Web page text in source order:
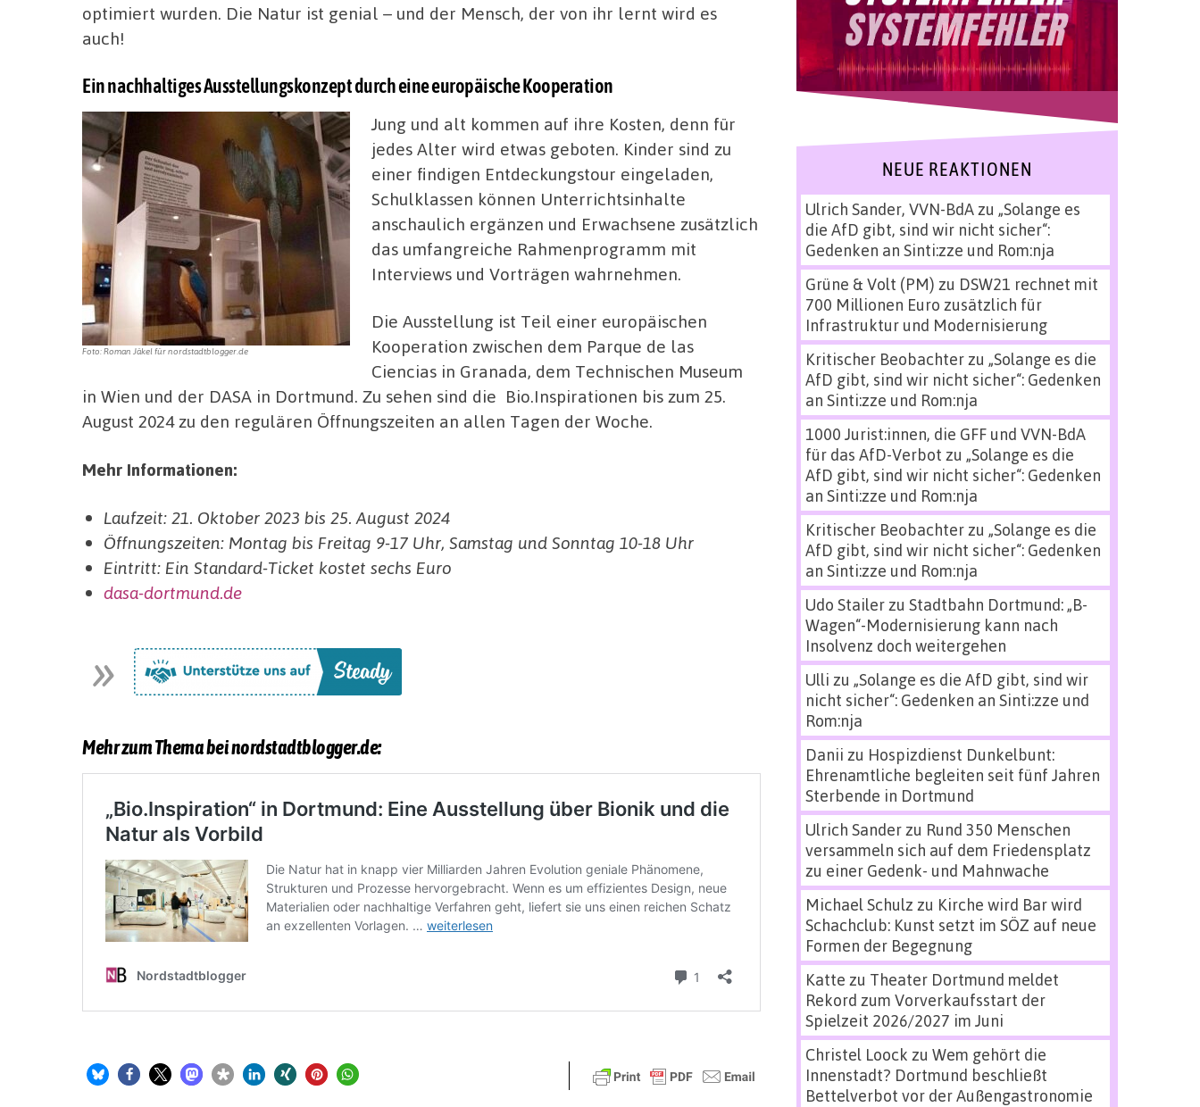
optimiert wurden. Die Natur ist genial – und der Mensch, der von ihr lernt wird es
auch!
Ein nachhaltiges Ausstellungskonzept durch eine europäische Kooperation
Foto: Roman Jäkel für nordstadtblogger.de
Jung und alt kommen auf ihre Kosten, denn für
jedes Alter wird etwas geboten. Kinder sind zu
einer findigen Entdeckungstour eingeladen,
Schulklassen können Unterrichtsinhalte
anschaulich ergänzen und Erwachsene zusätzlich
das umfangreiche Rahmenprogramm mit
Interviews und Vorträgen wahrnehmen.
Die Ausstellung ist Teil einer europäischen
Kooperation zwischen dem Parque de las
Ciencias in Granada, dem Technischen Museum
in Wien und der DASA in Dortmund. Zu sehen sind die Bio.Inspirationen bis zum 25.
August 2024 zu den regulären Öffnungszeiten an allen Tagen der Woche.
Mehr Informationen:
Laufzeit: 21. Oktober 2023 bis 25. August 2024
Öffnungszeiten: Montag bis Freitag 9-17 Uhr, Samstag und Sonntag 10-18 Uhr
Eintritt: Ein Standard-Ticket kostet sechs Euro
dasa-dortmund.de
Mehr zum Thema bei nordstadtblogger.de:
NEUE REAKTIONEN
Ulrich Sander, VVN-BdAzu „Solange es
die AfD gibt, sind wir nicht sicher“:
Gedenken an Sinti:zze und Rom:nja
Grüne & Volt (PM) zu DSW21 rechnet mit
700 Millionen Euro zusätzlich für
Infrastruktur und Modernisierung
Kritischer Beobachterzu „Solange es die
AfD gibt, sind wir nicht sicher“: Gedenken
an Sinti:zze und Rom:nja
1000 Jurist:innen, die GFF und VVN-BdA
für das AfD-Verbot zu „Solange es die
AfD gibt, sind wir nicht sicher“: Gedenken
an Sinti:zze und Rom:nja
Kritischer Beobachterzu „Solange es die
AfD gibt, sind wir nicht sicher“: Gedenken
an Sinti:zze und Rom:nja
Udo Stailerzu Stadtbahn Dortmund: „B-
Wagen“-Modernisierung kann nach
Insolvenz doch weitergehen
Ulli zu „Solange es die AfD gibt, sind wir
nicht sicher“: Gedenken an Sinti:zze und
Rom:nja
Danii zu Hospizdienst Dunkelbunt:
Ehrenamtliche begleiten seit fünf Jahren
Sterbende in Dortmund
Ulrich Sanderzu Rund 350 Menschen
versammeln sich auf dem Friedensplatz
zu einer Gedenk- und Mahnwache
Michael Schulz zu Kirche wird Bar wird
Schachclub: Kunst setzt im SÖZ auf neue
Formen der Begegnung
Katte zu Theater Dortmund meldet
Rekord zum Vorverkaufsstart der
Spielzeit 2026/2027 im Juni
Christel Loock zu Wem gehört die
Innenstadt? Dortmund beschließt
Bettelverbot vor der Außengastronomie